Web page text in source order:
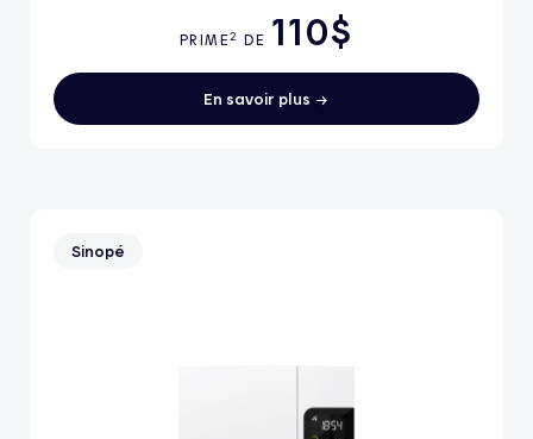
PRIME2 DE 110$
En savoir plus
Sinopé